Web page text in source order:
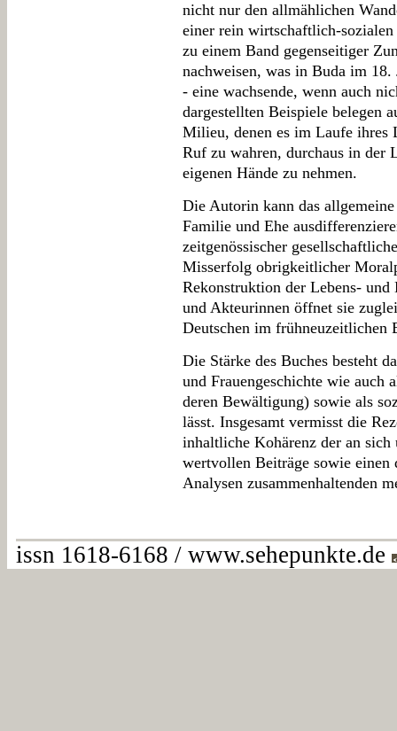
nicht nur den allmählichen
einer rein wirtschaftlich-
zu einem Band gegenseitiger
nachweisen, was in Buda im
- eine wachsende, wenn auch
dargestellten Beispiele belegen
Milieu, denen es im Laufe ihres
Ruf zu wahren, durchaus in der
eigenen Hände zu nehmen.
Die Autorin kann das
Familie und Ehe
zeitgenössischer
Misserfolg obrigkeitlicher
Rekonstruktion der Lebens-
und Akteurinnen öffnet sie
Deutschen im frühneuzeitlichen
Die Stärke des Buches besteht
und Frauengeschichte wie auch
deren Bewältigung) sowie als
lässt. Insgesamt vermisst die
inhaltliche Kohärenz der an sich
wertvollen Beiträge sowie einen
Analysen zusammenhaltenden
issn 1618-6168 / www.sehepunkte.de